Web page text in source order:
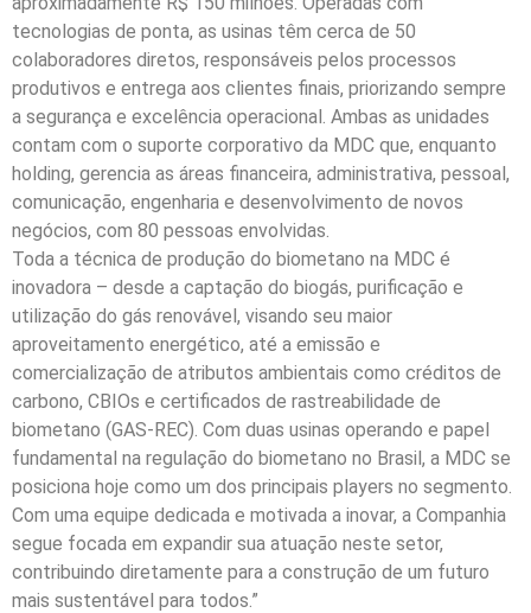
tecnologias de ponta, as usinas têm cerca de 50
colaboradores diretos, responsáveis pelos processos
produtivos e entrega aos clientes finais, priorizando sempre
a segurança e excelência operacional. Ambas as unidades
contam com o suporte corporativo da MDC que, enquanto
holding, gerencia as áreas financeira, administrativa, pessoal,
comunicação, engenharia e desenvolvimento de novos
negócios, com 80 pessoas envolvidas.
Toda a técnica de produção do biometano na MDC é
inovadora – desde a captação do biogás, purificação e
utilização do gás renovável, visando seu maior
aproveitamento energético, até a emissão e
comercialização de atributos ambientais como créditos de
carbono, CBIOs e certificados de rastreabilidade de
biometano (GAS-REC). Com duas usinas operando e papel
fundamental na regulação do biometano no Brasil, a MDC se
posiciona hoje como um dos principais players no segmento.
Com uma equipe dedicada e motivada a inovar, a Companhia
segue focada em expandir sua atuação neste setor,
contribuindo diretamente para a construção de um futuro
mais sustentável para todos.”